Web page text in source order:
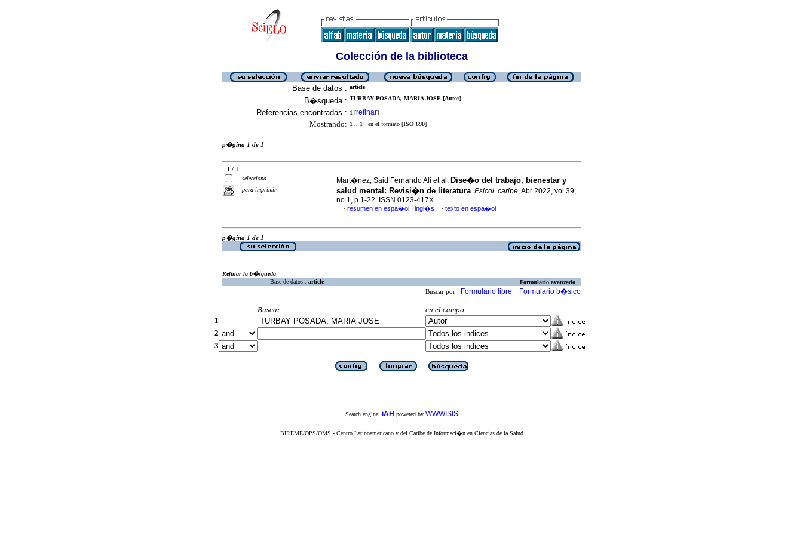
Colección de la biblioteca
Base de datos : article
B�squeda : TURBAY POSADA, MARIA JOSE [Autor]
Referencias encontradas : 1 [refinar]
Mostrando: 1 .. 1 en el formato [ISO 690]
p�gina 1 de 1
1 / 1
selecciona
para imprimir
Mart�nez, Said Fernando Ali et al. Dise�o del trabajo, bienestar y
salud mental: Revisi�n de literatura. Psicol. caribe, Abr 2022, vol.39,
no.1, p.1-22. ISSN 0123-417X
· resumen en espa�ol ingl�s · texto en espa�ol
p�gina 1 de 1
Refinar la b�squeda
Base de datos : article Formulario avanzado
Buscar por : Formulario libre Formulario b�sico
Buscar
en el campo
1
2
3
Search engine: iAH powered by WWWISIS
BIREME/OPS/OMS - Centro Latinoamericano y del Caribe de Informaci�n en Ciencias de la Salud